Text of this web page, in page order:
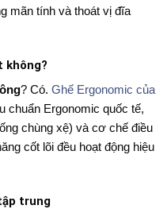
mãn tính và thoát vị đĩa
không?
? Có. Ghế Ergonomic của
chuẩn Ergonomic quốc tế,
chùng xệ) và cơ chế điều
cốt lõi đều hoạt động hiệu
trung